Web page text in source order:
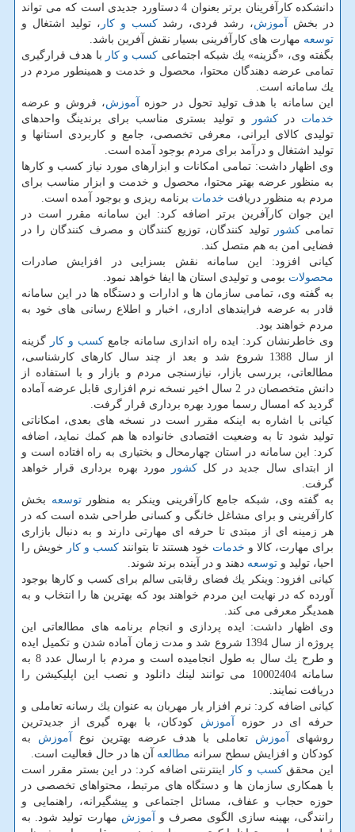
دانشكده كارآفرینان برتر بعنوان 4 دستاورد جدیدی است كه می تواند
در بخش آموزش، رشد فردی، رشدكسب و كار ، تولید اشتغال و
توسعه مهارت های كارآفرینی بسیار نقش آفرین باشد.
بگفته وی، «گزینه» یك شبكه اجتماعی كسب و كار با هدف قرارگیری
تمامی عرضه دهندگان محتوا، محصول و خدمت و همینطور مردم در
یك سامانه است.
این سامانه با هدف تولید تحول در حوزه آموزش، فروش و عرضه
خدمات دركشور
و تولید بستری مناسب برای برندینگ واحدهای
تولیدی كالای ایرانی، معرفی تخصصی، جامع و كاربردی استانها و
تولید اشتغال و درآمد برای مردم بوجود آمده است.
وی اظهار داشت: تمامی امكانات و ابزارهای مورد نیاز كسب و كارها
به منظور عرضه بهتر محتوا، محصول و خدمت و ابزار مناسب برای
مردم به منظور دریافت خدمات برنامه ریزی و بوجود آمده است.
این جوان كارآفرین برتر اضافه كرد: این سامانه مقرر است در
تمامیكشور
تولید كنندگان، توزیع كنندگان و مصرف كنندگان را در
فضایی امن به هم متصل كند.
كیانی افزود: این سامانه نقش بسزایی در افزایش صادرات
محصولات بومی و تولیدی استان ها ایفا خواهد نمود.
به گفته وی، تمامی سازمان ها و ادارات و دستگاه ها در این سامانه
قادر به عرضه فرایندهای اداری، اخبار و اطلاع رسانی های خود به
مردم خواهند بود.
وی خاطرنشان كرد: ایده راه اندازی سامانه جامع كسب و كار گزینه
از سال 1388 شروع شد و بعد از چند سال كارهای كارشناسی،
مطالعاتی، بررسی بازار، نیازسنجی مردم و بازار و با استفاده از
دانش متخصصان در 2 سال اخیر نسخه نرم افزاری قابل عرضه آماده
گردید كه امسال رسما مورد بهره برداری قرار گرفت.
كیانی با اشاره به اینكه مقرر است در نسخه های بعدی، امكاناتی
تولید شود تا به وضعیت اقتصادی خانواده ها هم كمك نماید، اضافه
كرد: این سامانه در استان چهارمحال و بختیاری به راه افتاده است و
از ابتدای سال جدید در كلكشور
مورد بهره برداری قرار خواهد
گرفت.
به گفته وی، شبكه جامع كارآفرینی وینكر به منظورتوسعه بخش
كارآفرینی و برای مشاغل خانگی و كسانی طراحی شده است كه در
هر زمینه ای از مبتدی تا حرفه ای مهارتی دارند و به دنبال بازاری
برای مهارت، كالا و خدمات خود هستند تا بتوانند كسب و كار خویش را
احیا، تولید و توسعه دهند و در آینده برند شوند.
كیانی افزود: وینكر یك فضای رقابتی سالم برای كسب و كارها بوجود
آورده كه در نهایت این مردم خواهند بود كه بهترین ها را انتخاب و به
همدیگر معرفی می كند.
وی اظهار داشت: ایده پردازی و انجام برنامه های مطالعاتی این
پروژه از سال 1394 شروع شد و مدت زمان آماده شدن و تكمیل ایده
و طرح یك سال به طول انجامیده است و مردم با ارسال عدد 8 به
سامانه 10002404 می توانند لینك دانلود و نصب این اپلیكیشن را
دریافت نمایند.
كیانی اضافه كرد: نرم افزار یار مهربان به عنوان یك رسانه تعاملی و
حرفه ای در حوزه آموزش كودكان، با بهره گیری از جدیدترین
روشهای آموزش تعاملی با هدف عرضه بهترین نوع آموزش به
كودكان و افزایش سطح سرانه مطالعه آن ها در حال فعالیت است.
این محققكسب و كار
اینترنتی اضافه كرد: در این بستر مقرر است
با همكاری سازمان ها و دستگاه های مرتبط، محتواهای تخصصی در
حوزه حجاب و عفاف، مسائل اجتماعی و پیشگیرانه، راهنمایی و
رانندگی، بهینه سازی الگوی مصرف و آموزش مهارت تولید شود. به